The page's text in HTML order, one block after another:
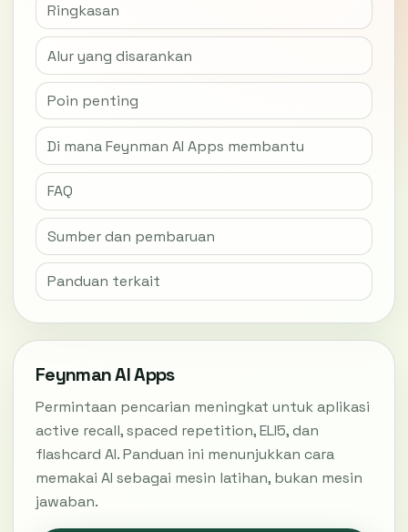
Ringkasan
Alur yang disarankan
Poin penting
Di mana Feynman AI Apps membantu
FAQ
Sumber dan pembaruan
Panduan terkait
Feynman AI Apps
Permintaan pencarian meningkat untuk aplikasi
active recall, spaced repetition, ELI5, dan
flashcard AI. Panduan ini menunjukkan cara
memakai AI sebagai mesin latihan, bukan mesin
jawaban.